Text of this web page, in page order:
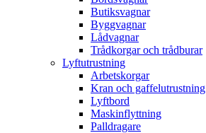
Butiksvagnar
Byggvagnar
Lådvagnar
Trådkorgar och trådburar
Lyftutrustning
Arbetskorgar
Kran och gaffelutrustning
Lyftbord
Maskinflyttning
Palldragare